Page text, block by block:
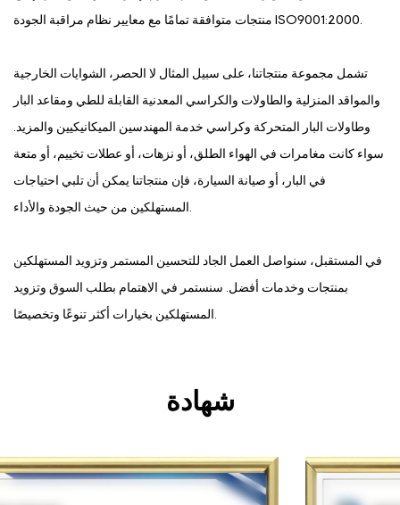
منتجات متوافقة تمامًا مع معايير نظام مراقبة الجودة ISO9001:2000.
تشمل مجموعة منتجاتنا، على سبيل المثال لا الحصر، الشوايات الخارجية
والمواقد المنزلية والطاولات والكراسي المعدنية القابلة للطي ومقاعد البار
وطاولات البار المتحركة وكراسي خدمة المهندسين الميكانيكيين والمزيد.
سواء كانت مغامرات في الهواء الطلق، أو نزهات، أو عطلات تخييم، أو متعة
في البار، أو صيانة السيارة، فإن منتجاتنا يمكن أن تلبي احتياجات
في المستقبل، سنواصل العمل الجاد للتحسين المستمر وتزويد المستهلكين
بمنتجات وخدمات أفضل. سنستمر في الاهتمام بطلب السوق وتزويد
شهادة